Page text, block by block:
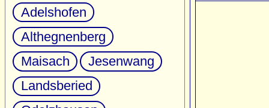
Adelshofen
Althegnenberg
Maisach
Jesenwang
Landsberied